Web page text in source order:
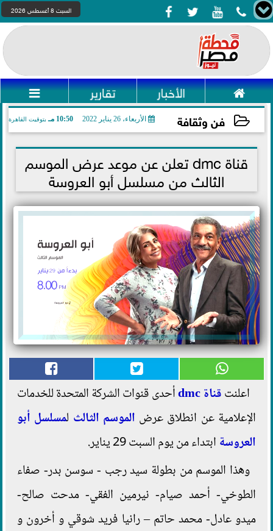
    السبت 8 أغسطس 2026
 الأخبار تقارير 
فن وثقافة الأربعاء، 26 يناير 2022 10:50 مـ بتوقيت القاهرة
2022-01-26 22:50:23 قناة dmc تعلن عن موعد عرض الموسم
الثالث من مسلسل أبو العروسة
اعلنتقناة dmc
أحدى قنوات الشركة المتحدة للخدمات
الإعلامية عن انطلاق عرض الموسم الثالث لمسلسل أبو
العروسة ابتداء من يوم السبت 29 يناير.
وهذا الموسم من بطولة سيد رجب - سوسن بدر- صفاء
الطوخي- أحمد صيام- نيرمين الفقي- مدحت صالح-
ميدو عادل- محمد حاتم – رانيا فريد شوقي و أخرون و